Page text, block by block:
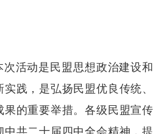
次活动是民盟思想政治建设和
践，是弘扬民盟优良传统、
果的重要举措。各级民盟宣传
共二十届四中全会精神，提